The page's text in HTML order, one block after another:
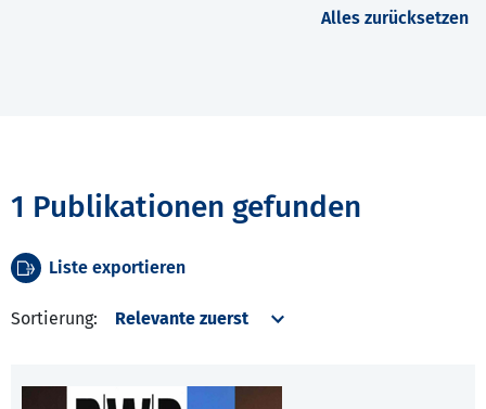
Alles zurücksetzen
1 Publikationen gefunden
Liste exportieren
Sortierung: